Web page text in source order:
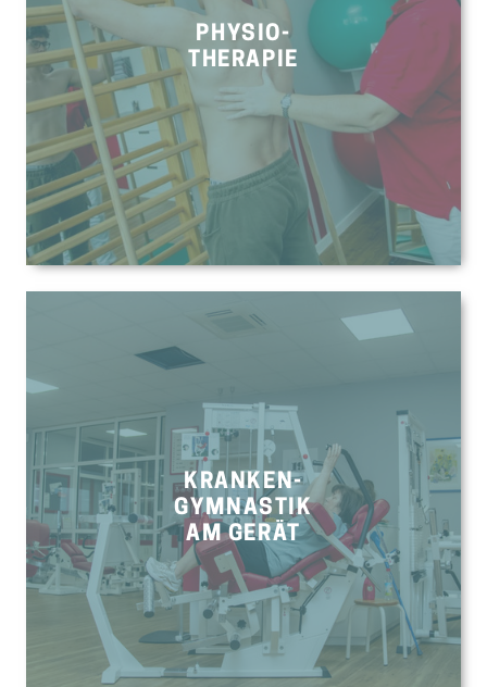
PHYSIO-
THERAPIE
KRANKEN-
GYMNASTIK
AM GERÄT